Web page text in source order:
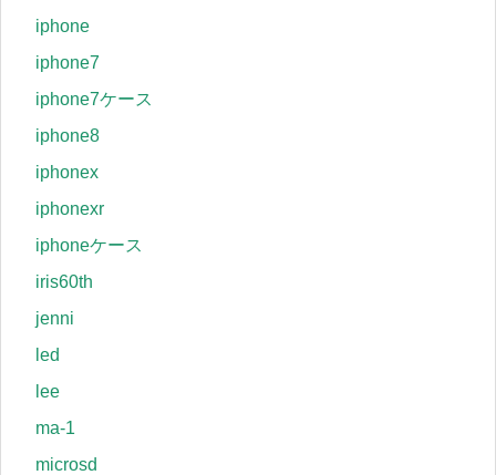
iphone
iphone7
iphone7ケース
iphone8
iphonex
iphonexr
iphoneケース
iris60th
jenni
led
lee
ma-1
microsd